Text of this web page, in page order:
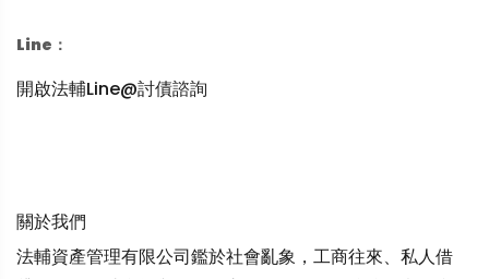
Line：
開啟法輔Line@討債諮詢
關於我們
法輔資產管理有限公司鑑於社會亂象，工商往來、私人借